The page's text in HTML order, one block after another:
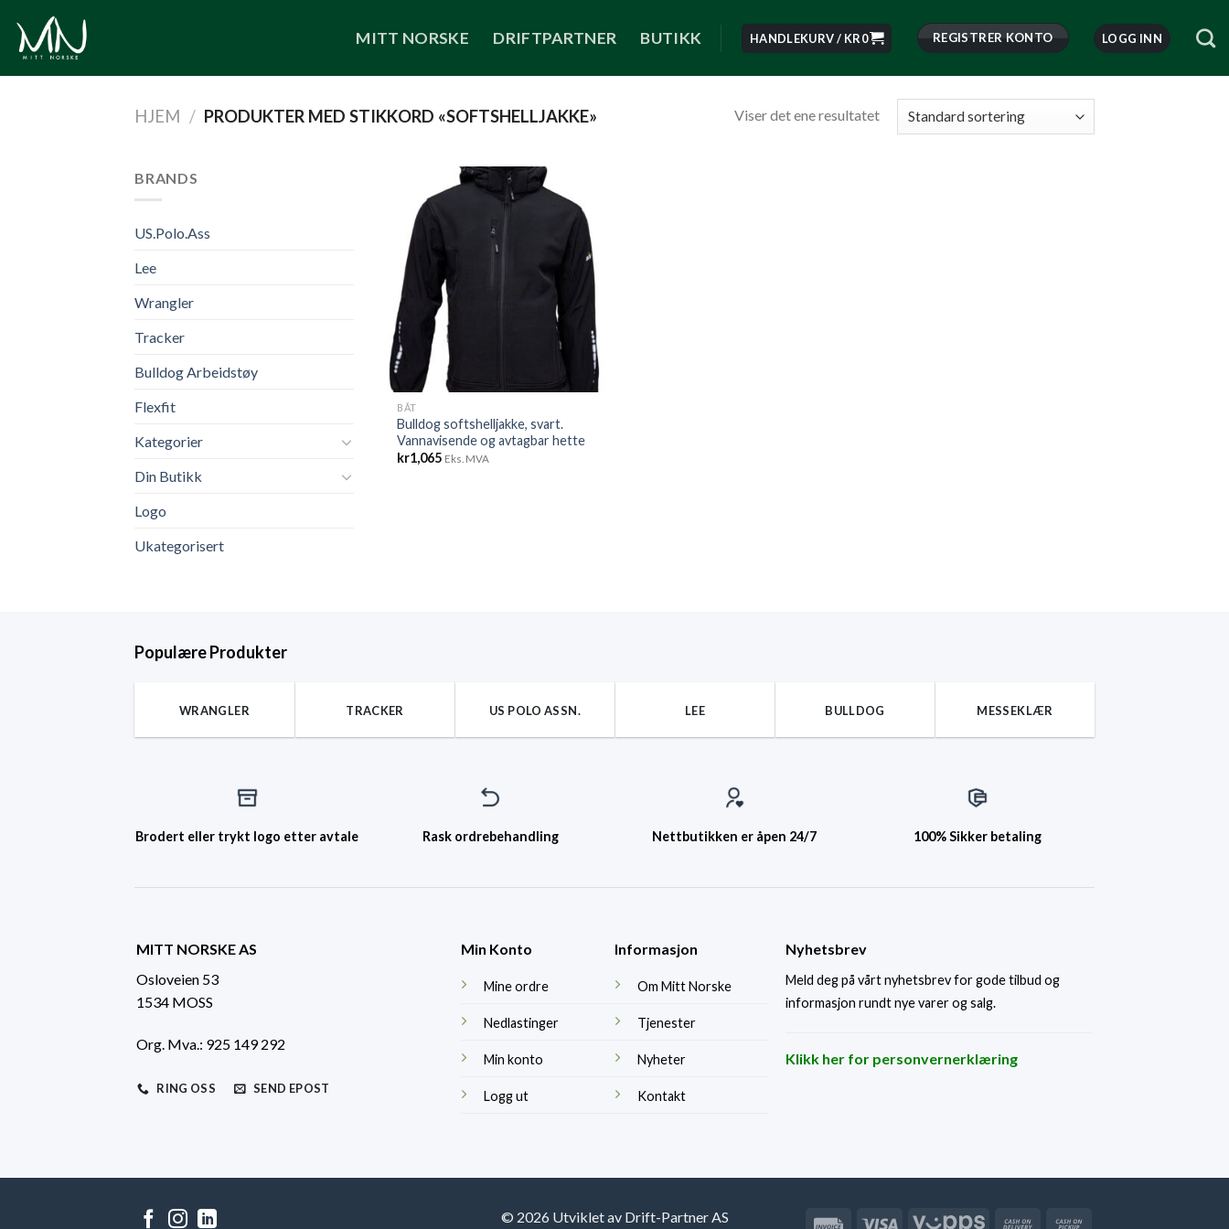
content
MITT NORSKE DRIFTPARTNER BUTIKK HANDLEKURV / KR0 REGISTRER KONTO LOGG INN
HJEM / PRODUKTER MED STIKKORD «SOFTSHELLJAKKE» Viser det ene resultatet
BRANDS
US.Polo.Ass
Lee
Wrangler
Tracker
Bulldog Arbeidstøy
Flexfit
Kategorier
Din Butikk
Logo
Ukategorisert
BÅT
Bulldog softshelljakke, svart.
Vannavisende og avtagbar hette
kr1,065 Eks. MVA
Populære Produkter
WRANGLER TRACKER US POLO ASSN. LEE BULLDOG MESSEKLÆR
Brodert eller trykt logo etter avtale Rask ordrebehandling Nettbutikken er åpen 24/7 100% Sikker betaling
MITT NORSKE AS
Osloveien 53
1534 MOSS
Org. Mva.: 925 149 292
RING OSS SEND EPOST
Min Konto
Mine ordre
Nedlastinger
Min konto
Logg ut
Informasjon
Om Mitt Norske
Tjenester
Nyheter
Kontakt
Nyhetsbrev
Meld deg på vårt nyhetsbrev for gode tilbud og
informasjon rundt nye varer og salg.
Klikk her for personvernerklæring
© 2026 Utviklet av Drift-Partner AS